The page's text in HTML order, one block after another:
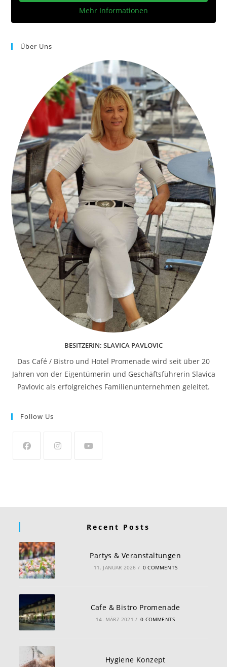
Mehr Informationen
Über Uns
BESITZERIN: SLAVICA PAVLOVIC
Das Café / Bistro und Hotel Promenade wird seit über 20
Jahren von der Eigentümerin und Geschäftsführerin Slavica
Pavlovic als erfolgreiches Familienunternehmen geleitet.
Follow Us
Recent Posts
Partys & Veranstaltungen
11. JANUAR 2026 / 0 COMMENTS
Cafe & Bistro Promenade
14. MÄRZ 2021 / 0 COMMENTS
Hygiene Konzept